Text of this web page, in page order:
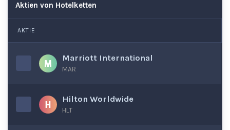
Aktien von Hotelketten
AKTIE
Marriott International
MAR
Hilton Worldwide
HLT